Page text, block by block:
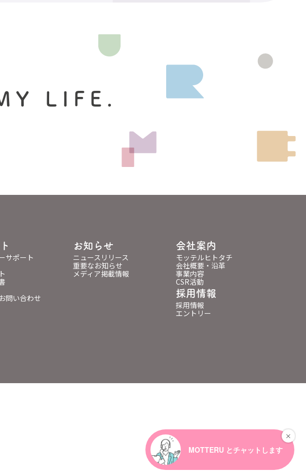
LIFE.
サポート
問い合わせ
お知らせ
ニュースリリース
重要なお知らせ
メディア掲載情報
会社案内
モッテルヒトタチ
会社概要・沿革
事業内容
CSR活動
採用情報
採用情報
エントリー